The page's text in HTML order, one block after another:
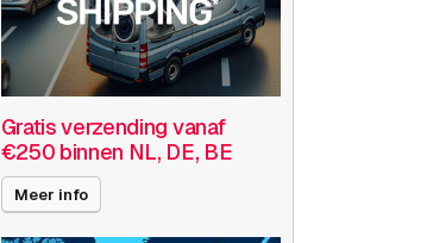
Gratis verzending vanaf
€250 binnen NL, DE, BE
Meer info